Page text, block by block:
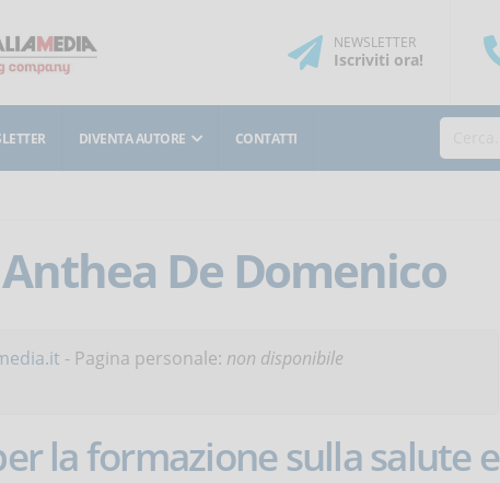
NEWSLETTER
Iscriviti ora!
DIVENTA AUTORE CONTATTI
Anthea De Domenico
- Pagina personale: non disponibile
la formazione sulla salute e